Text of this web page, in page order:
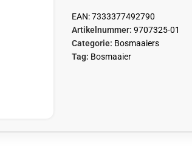
EAN:7333377492790
Artikelnummer: 9707325-01
Categorie: Bosmaaiers
Tag: Bosmaaier